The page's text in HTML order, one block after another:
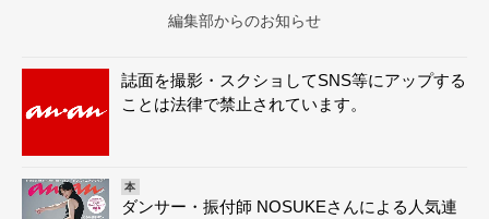
編集部からのお知らせ
誌面を撮影・スクショしてSNS等にアップする
ことは法律で禁止されています。
本
ダンサー・振付師 NOSUKEさんによる人気連